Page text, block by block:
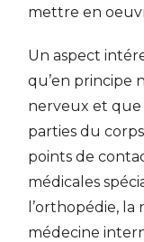
mettre en
Un aspect
qu’en principe
nerveux et que
parties du
points de
médicales
l’orthopédie, la
médecine